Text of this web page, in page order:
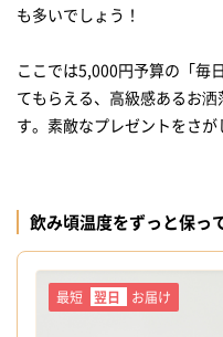
も多いでしょう！
ここでは5,000円予算の「毎
てもらえる、高級感あるお
す。素敵なプレゼントをさが
飲み頃温度をずっと保っ
最短 翌日 お届け